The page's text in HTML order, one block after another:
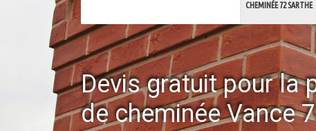
CHEMINÉE 72 SARTHE
Devis gratuit pour la
de cheminée Vance